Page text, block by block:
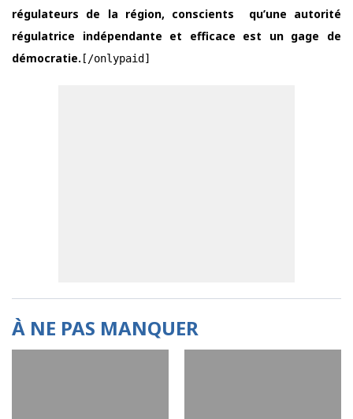
régulateurs de la région, conscients qu’une autorité
régulatrice indépendante et efficace est un gage de
démocratie. [/onlypaid]
À NE PAS MANQUER